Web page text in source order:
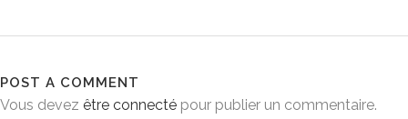
POST A COMMENT
Vous devez être connecté pour publier un commentaire.